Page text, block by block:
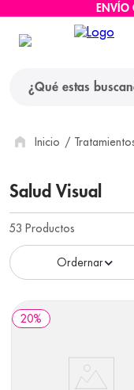
ENVÍO
Salud Visual
53 Productos
20%
términos más
3. eucerin
cerave
6
panolini